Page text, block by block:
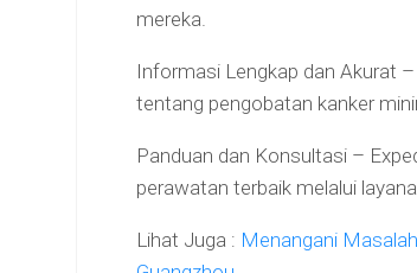
mereka.
Informasi Lengkap dan Akurat
tentang pengobatan kanker
Panduan dan Konsultasi –
perawatan terbaik melalui
Lihat Juga : Menangani